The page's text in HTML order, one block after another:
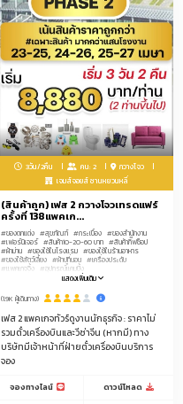
3วัน/2คืน คน: 2
กวางโจว
เจมส์จอยส์ ซานหยวนหลี่
(สินค้าถูก) เฟส 2 กวางโจวเทรดแฟร์
ครั้งที่ 138แพคเก...
#ของตกแต่ง #สุขภัณฑ์ #กระเบื้อง #ของสำนักงาน
#เฟอร์นิเจอร์ #สินค้า10-20-60 บาท #สินค้ากิ๊ฟช็อป
#ผ้าม่าน #ของใช้ในโรงแรม #ของใช้ในร้านอาหาร
#ของใช้สัตว์เลี้ยง #ผ้าปูที่นอน #เครื่องประดับ
#แพคเกจจิ้ง #อุปกรณ์แคมปิ้ง
#เซรามิกทั่วไป, ของใช้ในครัวเรือน, เครื่องครัวและเครื่อง
สวน, ของตกแต่งบ้าน
#สินค้าเทศกาล, ของขวัญและของสมนาคุณ, เครื่องแก้วศิลปะ,
เซรามิกศิลปะ, นาฬิกา, นาฬิกาข้อมือและเครื่องมือออปติก, วัสดุ
ก่อสร้างและตกแต่ง, อุปกรณ์สุขภัณฑ์และห้องน้ำ,
เฟอร์นิเจอร์
แสดงเพิ่มเติม
(1.9K ผู้เดินทาง)
เฟส 2 แพคเกจทัวร์ดูงานนักธุรกิจ : ราคาไม่
รวมตั๋วเครื่องบินและวีซ่าจีน (หากมี) ทาง
บริษัทมีเจ้าหน้าที่ฝ่ายตั๋วเครื่องบินบริการ
จอง
จองทางไลน์
ดาวน์โหลด